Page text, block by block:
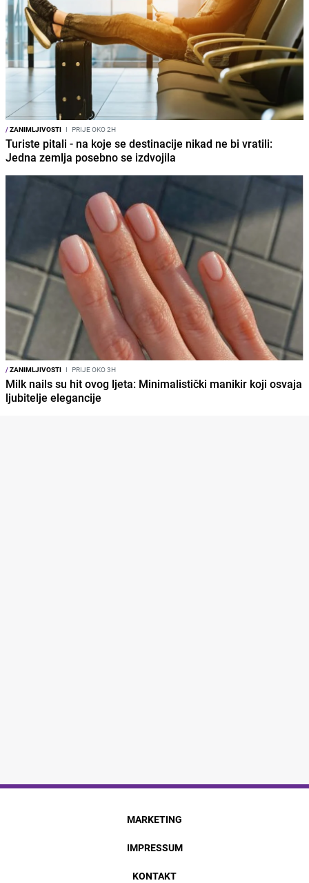
/ZANIMLJIVOSTI I PRIJE OKO 2H
Turiste pitali - na koje se destinacije nikad ne bi vratili:
Jedna zemlja posebno se izdvojila
/ZANIMLJIVOSTI I PRIJE OKO 3H
Milk nails su hit ovog ljeta: Minimalistički manikir koji osvaja
ljubitelje elegancije
MARKETING
IMPRESSUM
KONTAKT